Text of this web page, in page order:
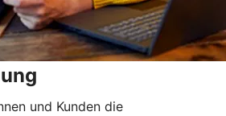
und Kunden die